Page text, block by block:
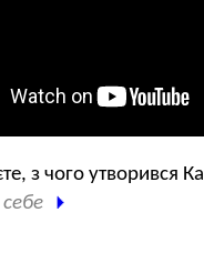
з чого утворився